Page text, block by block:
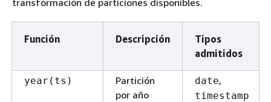
Función Descripción
Tipos
admitidos
year(ts)
Partición
por año
date,
timestamp